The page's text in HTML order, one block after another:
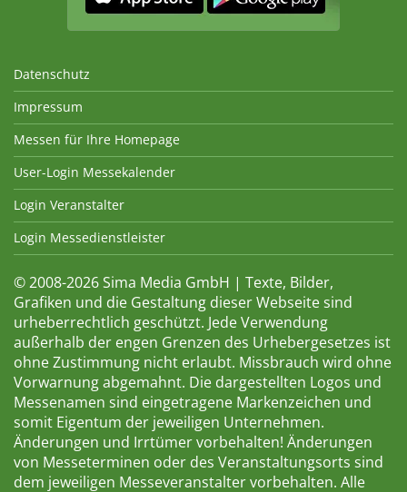
Datenschutz
Impressum
Messen für Ihre Homepage
User-Login Messekalender
Login Veranstalter
Login Messedienstleister
© 2008-2026 Sima Media GmbH | Texte, Bilder,
Grafiken und die Gestaltung dieser Webseite sind
urheberrechtlich geschützt. Jede Verwendung
außerhalb der engen Grenzen des Urhebergesetzes ist
ohne Zustimmung nicht erlaubt. Missbrauch wird ohne
Vorwarnung abgemahnt. Die dargestellten Logos und
Messenamen sind eingetragene Markenzeichen und
somit Eigentum der jeweiligen Unternehmen.
Änderungen und Irrtümer vorbehalten! Änderungen
von Messeterminen oder des Veranstaltungsorts sind
dem jeweiligen Messeveranstalter vorbehalten. Alle